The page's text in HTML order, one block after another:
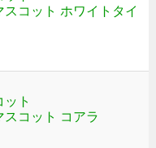
スコット ホワイトタイ
ト
スコット コアラ